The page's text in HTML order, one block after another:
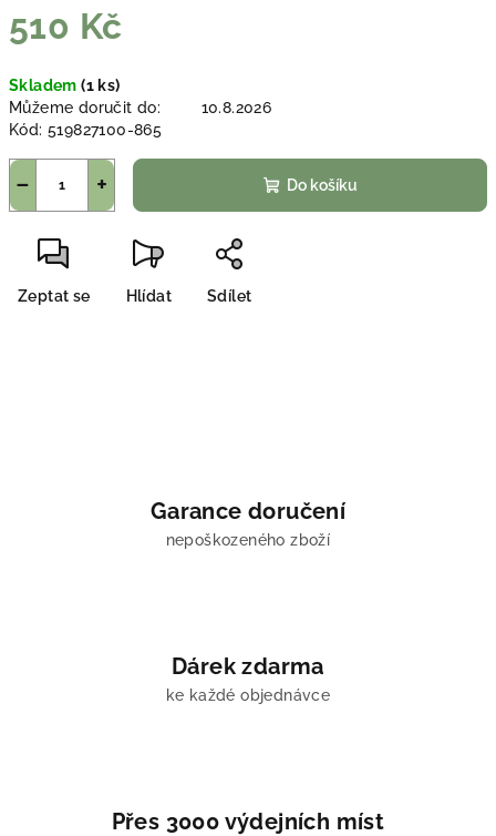
510 Kč
cena:
Skladem(1 ks)
Můžeme doručit do:
10.8.2026
Kód: 519827100-865
+
− Do košíku
Zeptat se Hlídat Sdílet
Garance doručení
nepoškozeného zboží
Dárek zdarma
ke každé objednávce
Přes 3000 výdejních míst